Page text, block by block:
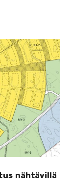
nähtävillä